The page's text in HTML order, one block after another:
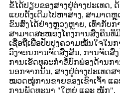
ຂໍ້ໄດ້ປຽບຂອງສາງຢູ່ຕ່າງປະເທດ,
ແບບດັ້ງເດີມໄປຫາສາງ, ສາມາດ
ຂົນສົ່ງໄດ້ຢ່າງຫຼວງຫຼາຍ, ເທົ່າກັບ
ສາມາດສະໜອງໂຄງການສົ່ງຄືນ
ເຊື່ອຖືເພື່ອປັບປຸງຄວາມໝັ້ນໃຈໃນ
ວົງຈອນການຈັດສົ່ງສັ້ນ, ການຈັດສົ່
ການເຮັດທຸລະກຳຂໍ້ບົກພ່ອງດ້ານກ
ນອກຈາກນັ້ນ, ສາງຢູ່ຕ່າງປະເທດ
ໝວດໝູ່ການຂາຍຂອງເຂົາເຈົ້າ ແ
ການພັດທະນາ "ໃຫຍ່ ແລະ ໜັກ".